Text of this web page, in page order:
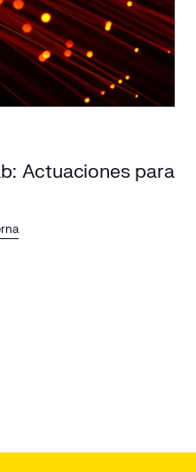
Actuaciones para